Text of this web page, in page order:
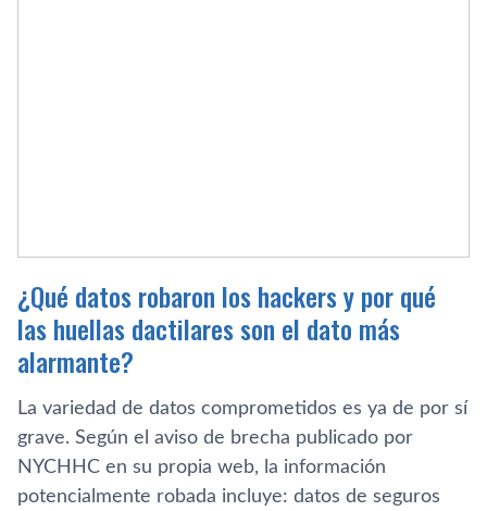
¿Qué datos robaron los hackers y por qué
las huellas dactilares son el dato más
alarmante?
La variedad de datos comprometidos es ya de por sí
grave. Según el aviso de brecha publicado por
NYCHHC en su propia web, la información
potencialmente robada incluye: datos de seguros